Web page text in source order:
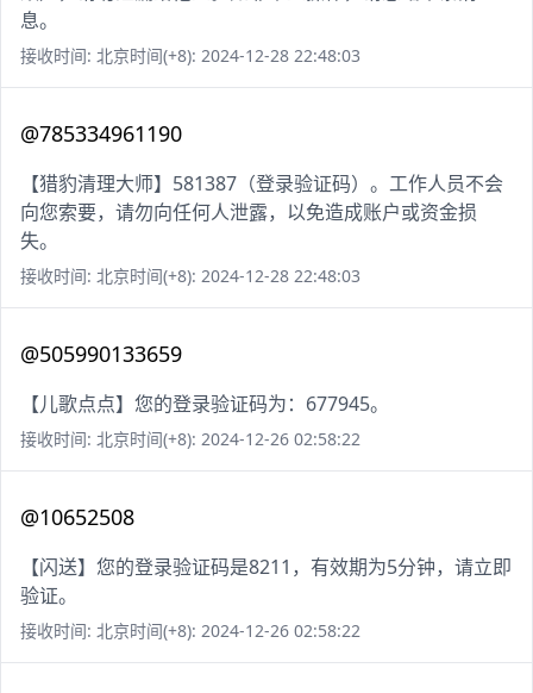
息。
接收时间: 北京时间(+8): 2024-12-28 22:48:03
@785334961190
【猎豹清理大师】581387（登录验证码）。工作人员不会
向您索要，请勿向任何人泄露，以免造成账户或资金损
失。
接收时间: 北京时间(+8): 2024-12-28 22:48:03
@505990133659
【儿歌点点】您的登录验证码为：677945。
接收时间: 北京时间(+8): 2024-12-26 02:58:22
@10652508
【闪送】您的登录验证码是8211，有效期为5分钟，请立即
验证。
接收时间: 北京时间(+8): 2024-12-26 02:58:22